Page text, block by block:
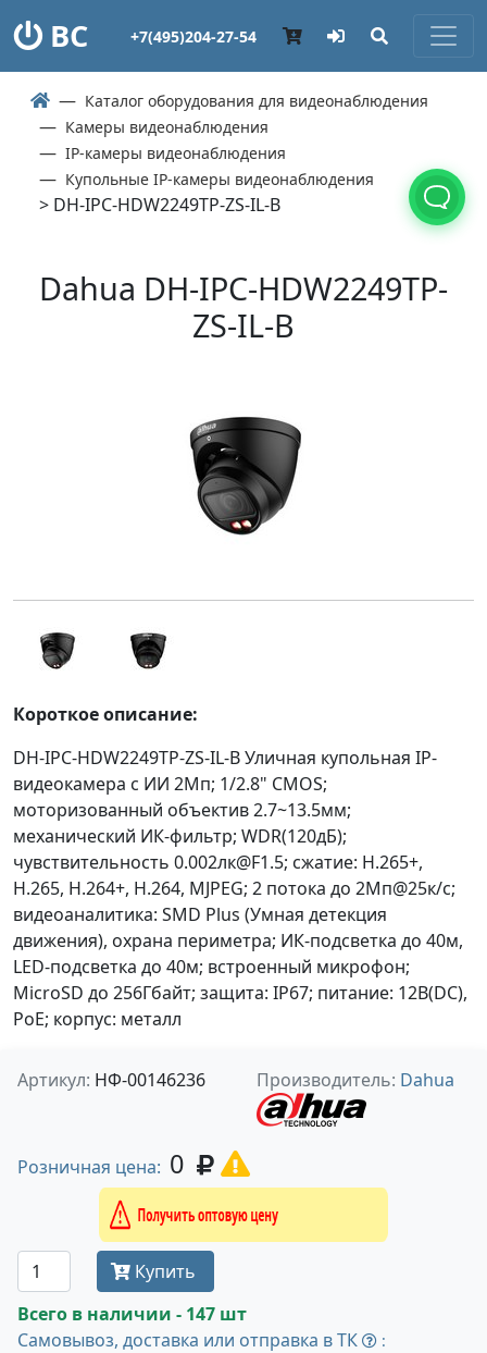
ВС +7(495)204-27-54
Каталог оборудования для видеонаблюдения
Камеры видеонаблюдения
IP-камеры видеонаблюдения
Купольные IP-камеры видеонаблюдения
> DH-IPC-HDW2249TP-ZS-IL-B
Dahua DH-IPC-HDW2249TP-
ZS-IL-B
Короткое описание:
DH-IPC-HDW2249TP-ZS-IL-B Уличная купольная IP-
видеокамера с ИИ 2Мп; 1/2.8" CMOS;
моторизованный объектив 2.7~13.5мм;
механический ИК-фильтр; WDR(120дБ);
чувствительность 0.002лк@F1.5; сжатие: H.265+,
H.265, H.264+, H.264, MJPEG; 2 потока до 2Мп@25к/с;
видеоаналитика: SMD Plus (Умная детекция
движения), охрана периметра; ИК-подсветка до 40м,
LED-подсветка до 40м; встроенный микрофон;
MicroSD до 256Гбайт; защита: IP67; питание: 12В(DC),
PoE; корпус: металл
Артикул: НФ-00146236 Производитель: Dahua
Розничная цена: 0
Получить оптовую цену
Купить
Всего в наличии - 147 шт
Самовывоз, доставка или отправка в ТК
: